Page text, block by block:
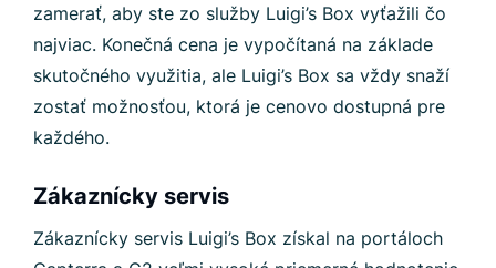
zamerať, aby ste zo služby Luigi’s Box vyťažili čo
najviac. Konečná cena je vypočítaná na základe
skutočného využitia, ale Luigi’s Box sa vždy snaží
zostať možnosťou, ktorá je cenovo dostupná pre
každého.
Zákaznícky servis
Zákaznícky servis Luigi’s Box získal na portáloch